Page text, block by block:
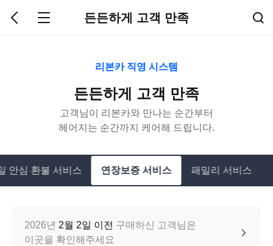
든든하게 고객 만족
리본카 직영 시스템
든든하게 고객 만족
고객님이 리본카와 만나는 순간부터
헤어지는 순간까지 케어해 드립니다.
안심 환불 서비스 연장보증 서비스 패밀리 서비스
2026년 2월 2일 이전 구매하신 고객님은
이곳을 확인해주세요